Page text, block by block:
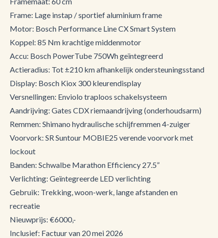
Frame: Lage instap / sportief aluminium frame
Motor: Bosch Performance Line CX Smart System
Koppel: 85 Nm krachtige middenmotor
Accu: Bosch PowerTube 750Wh geïntegreerd
Actieradius: Tot ±210 km afhankelijk ondersteuningsstand
Display: Bosch Kiox 300 kleurendisplay
Versnellingen: Enviolo traploos schakelsysteem
Aandrijving: Gates CDX riemaandrijving (onderhoudsarm)
Remmen: Shimano hydraulische schijfremmen 4-zuiger
Voorvork: SR Suntour MOBIE25 verende voorvork met
lockout
Banden: Schwalbe Marathon Efficiency 27.5”
Verlichting: Geïntegreerde LED verlichting
Gebruik: Trekking, woon-werk, lange afstanden en
recreatie
Nieuwprijs: €6000,-
Inclusief: Factuur van 20 mei 2026